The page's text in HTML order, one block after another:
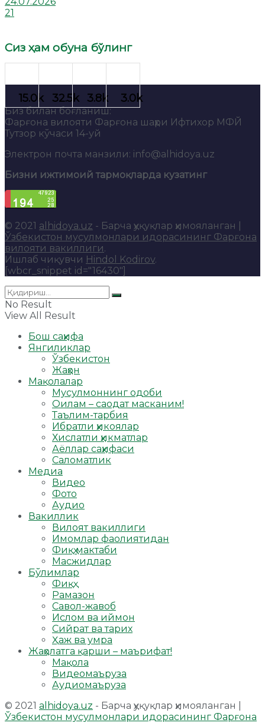
21
Сиз ҳам обуна бўлинг
Биз билан боғланиш:
Фарғона вилояти Фарғона шаҳри Ифтихор МФЙ
Тутзор кўчаси 14-уй
Электрон почта манзили: info@alhidoya.uz
Бизни ижтимоий тармоқларда кузатинг
© 2021 alhidoya.uz - Барча ҳуқуқлар ҳимояланган |
Ўзбекистон мусулмонлари идорасининг Фарғона
вилояти вакиллиги.
Ишлаб чиқувчи Hindol Kodirov.
[wbcr_snippet id="16430"]
No Result
View All Result
Бош саҳифа
Янгиликлар
Ўзбекистон
Жаҳон
Мақолалар
Мусулмоннинг одоби
Оилам – саодат масканим!
Таълим-тарбия
Ибратли ҳикоялар
Хислатли ҳикматлар
Аёллар саҳифаси
Саломатлик
Медиа
Видео
Фото
Аудио
Вакиллик
Вилоят вакиллиги
Имомлар фаолиятидан
Фиқҳ мактаби
Масжидлар
Бўлимлар
Фиқҳ
Рамазон
Савол-жавоб
Ислом ва иймон
Сийрат ва тарих
Ҳаж ва умра
Жаҳолатга қарши – маърифат!
Мақола
Видеомаъруза
Аудиомаъруза
© 2021 alhidoya.uz - Барча ҳуқуқлар ҳимояланган |
Ўзбекистон мусулмонлари идорасининг Фарғона